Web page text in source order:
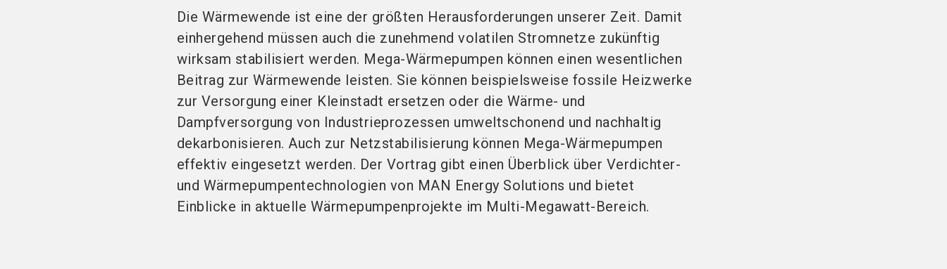
Die Wärmewende ist eine der größten Herausforderungen unserer Zeit. Damit
einhergehend müssen auch die zunehmend volatilen Stromnetze zukünftig
wirksam stabilisiert werden. Mega-Wärmepumpen können einen wesentlichen
Beitrag zur Wärmewende leisten. Sie können beispielsweise fossile Heizwerke
zur Versorgung einer Kleinstadt ersetzen oder die Wärme- und
Dampfversorgung von Industrieprozessen umweltschonend und nachhaltig
dekarbonisieren. Auch zur Netzstabilisierung können Mega-Wärmepumpen
effektiv eingesetzt werden. Der Vortrag gibt einen Überblick über Verdichter-
und Wärmepumpentechnologien von MAN Energy Solutions und bietet
Einblicke in aktuelle Wärmepumpenprojekte im Multi-Megawatt-Bereich.